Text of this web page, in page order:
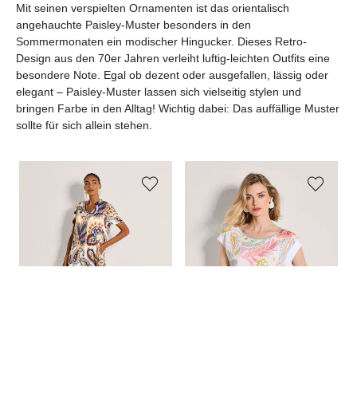
Mit seinen verspielten Ornamenten ist das orientalisch
angehauchte Paisley-Muster besonders in den
Sommermonaten ein modischer Hingucker. Dieses Retro-
Design aus den 70er Jahren verleiht luftig-leichten Outfits eine
besondere Note. Egal ob dezent oder ausgefallen, lässig oder
elegant – Paisley-Muster lassen sich vielseitig stylen und
bringen Farbe in den Alltag! Wichtig dabei: Das auffällige Muster
sollte für sich allein stehen.
MADELEINE
Midikleid mit Paisley-Muster
249,95 €
MADELEINE
Sommershirt mit Paisleymuster
39,00 €79,95 €